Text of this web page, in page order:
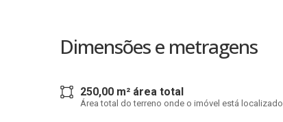
Dimensões e metragens
250,00 m² área total
Área total do terreno onde o imóvel está localizado